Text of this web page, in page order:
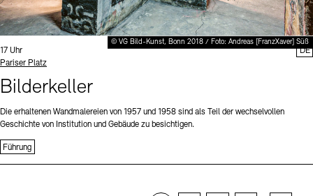
© VG Bild-Kunst, Bonn 2018 / Foto: Andreas [FranzXaver] Süß
Uhrzeit:
17 Uhr
Standort
Pariser Platz
Bilderkeller
Die erhaltenen Wandmalereien von 1957 und 1958 sind als Teil der wechselvollen
Geschichte von Institution und Gebäude zu besichtigen.
Führung
DE